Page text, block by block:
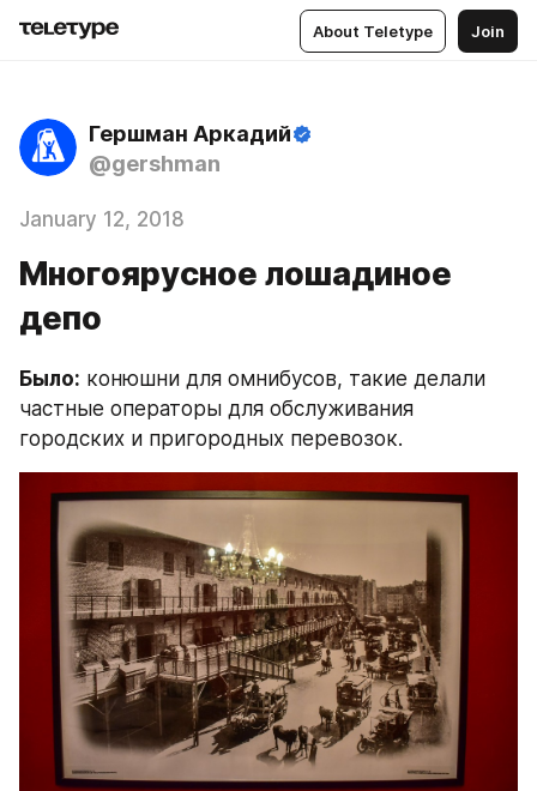
About Teletype Join
Гершман Аркадий
@gershman
January 12, 2018
Многоярусное лошадиное
депо
Было: конюшни для омнибусов, такие делали
частные операторы для обслуживания
городских и пригородных перевозок.